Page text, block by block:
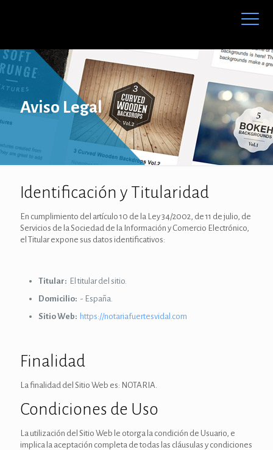
Aviso Legal
Identificación y Titularidad
En cumplimiento del artículo 10 de la Ley 34/2002, de 11 de julio, de
Servicios de la Sociedad de la Información y Comercio Electrónico,
el Titular expone sus datos identificativos:
Titular: El titular del sitio.
Domicilio: - España.
Sitio Web: https://notariafuertesvidal.com
Finalidad
La finalidad del Sitio Web es: NOTARIA.
Condiciones de Uso
La utilización del Sitio Web le otorga la condición de Usuario, e
implica la aceptación completa de todas las cláusulas y condiciones